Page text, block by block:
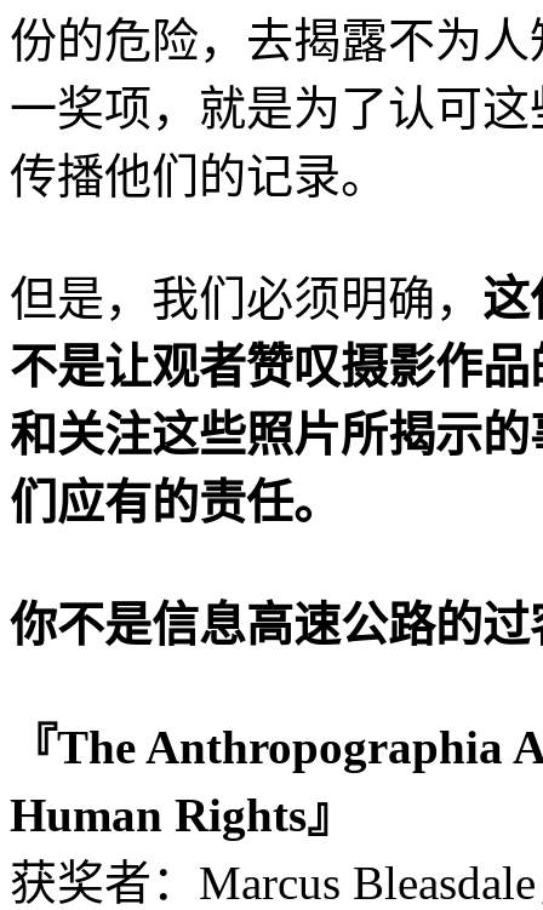
份的危险，去揭露不为
一奖项，就是为了认可
传播他们的记录。
但是，我们必须明确， 这
不是让观者赞叹摄影作
和关注这些照片所揭示
们应有的责任。
你不是信息高速公路的
『The Anthropographia
Human Rights』
获奖者：Marcus